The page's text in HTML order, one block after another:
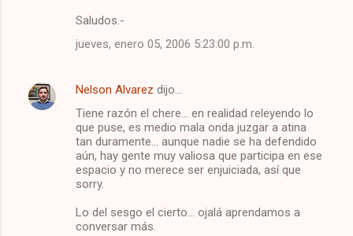
Saludos.-
jueves, enero 05, 2006 5:23:00 p.m.
Nelson Alvarez dijo…
Tiene razón el chere... en realidad releyendo lo
que puse, es medio mala onda juzgar a atina
tan duramente... aunque nadie se ha defendido
aún, hay gente muy valiosa que participa en ese
espacio y no merece ser enjuiciada, así que
sorry.
Lo del sesgo el cierto... ojalá aprendamos a
conversar más.